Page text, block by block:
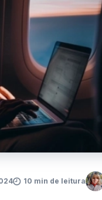
10 min de leitura